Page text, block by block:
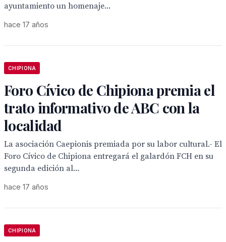
ayuntamiento un homenaje...
hace 17 años
CHIPIONA
Foro Cívico de Chipiona premia el
trato informativo de ABC con la
localidad
La asociación Caepionis premiada por su labor cultural.- El
Foro Cívico de Chipiona entregará el galardón FCH en su
segunda edición al...
hace 17 años
CHIPIONA